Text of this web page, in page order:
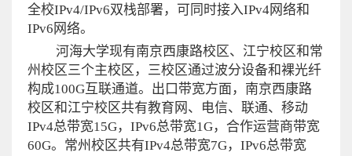
全校IPv4/IPv6双栈部署，可同时接入IPv4网络和
IPv6 网络。
河海大学现有南京西康路校区、江宁校区和常
州校区三个主校区，三校区通过波分设备和裸光纤
构成100G互联通道。出口带宽方面，南京西康路
校区和江宁校区共有教育网、电信、联通、移动
IPv4总带宽15G， IPv6总带宽1G，合作运营商带宽
60G。常州校区共有IPv4总带宽7G， IPv6总带宽